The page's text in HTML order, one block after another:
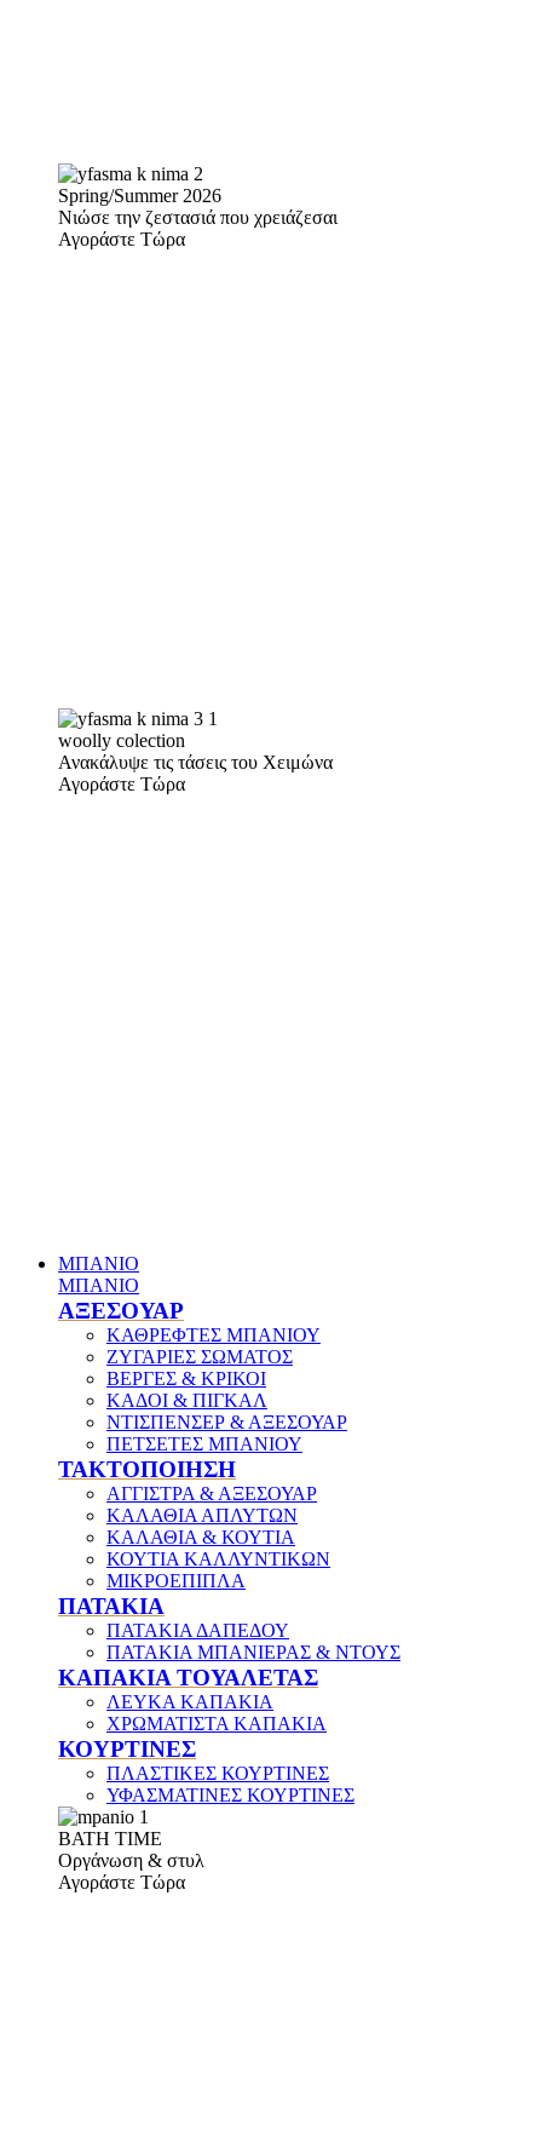
Spring/Summer 2026
Νιώσε την ζεστασιά που χρειάζεσαι
Αγοράστε Τώρα
woolly colection
Ανακάλυψε τις τάσεις του Χειμώνα
Αγοράστε Τώρα
ΜΠΑΝΙΟ
ΜΠΑΝΙΟ
ΑΞΕΣΟΥΑΡ
ΚΑΘΡΕΦΤΕΣ ΜΠΑΝΙΟΥ
ΖΥΓΑΡΙΕΣ ΣΩΜΑΤΟΣ
ΒΕΡΓΕΣ & ΚΡΙΚΟΙ
ΚΑΔΟΙ & ΠΙΓΚΑΛ
ΝΤΙΣΠΕΝΣΕΡ & ΑΞΕΣΟΥΑΡ
ΠΕΤΣΕΤΕΣ ΜΠΑΝΙΟΥ
ΤΑΚΤΟΠΟΙΗΣΗ
ΑΓΓΙΣΤΡΑ & ΑΞΕΣΟΥΑΡ
ΚΑΛΑΘΙΑ ΑΠΛΥΤΩΝ
ΚΑΛΑΘΙΑ & ΚΟΥΤΙΑ
ΚΟΥΤΙΑ ΚΑΛΛΥΝΤΙΚΩΝ
ΜΙΚΡΟΕΠΙΠΛΑ
ΠΑΤΑΚΙΑ
ΠΑΤΑΚΙΑ ΔΑΠΕΔΟΥ
ΠΑΤΑΚΙΑ ΜΠΑΝΙΕΡΑΣ & ΝΤΟΥΣ
ΚΑΠΑΚΙΑ ΤΟΥΑΛΕΤΑΣ
ΛΕΥΚΑ ΚΑΠΑΚΙΑ
ΧΡΩΜΑΤΙΣΤΑ ΚΑΠΑΚΙΑ
ΚΟΥΡΤΙΝΕΣ
ΠΛΑΣΤΙΚΕΣ ΚΟΥΡΤΙΝΕΣ
ΥΦΑΣΜΑΤΙΝΕΣ ΚΟΥΡΤΙΝΕΣ
ΒΑΤΗ ΤΙΜΕ
Οργάνωση & στυλ
Αγοράστε Τώρα